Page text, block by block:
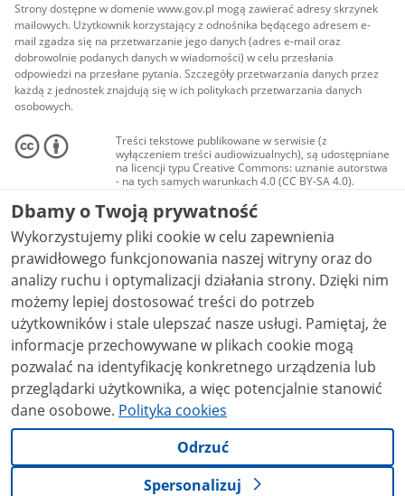
Strony dostępne w domenie www.gov.pl mogą zawierać adresy skrzynek
mailowych. Użytkownik korzystający z odnośnika będącego adresem e-
mail zgadza się na przetwarzanie jego danych (adres e-mail oraz
dobrowolnie podanych danych w wiadomości) w celu przesłania
odpowiedzi na przesłane pytania. Szczegóły przetwarzania danych przez
każdą z jednostek znajdują się w ich politykach przetwarzania danych
osobowych.
Treści tekstowe publikowane w serwisie (z
wyłączeniem treści audiowizualnych), są udostępniane
na licencji typu Creative Commons: uznanie autorstwa
- na tych samych warunkach 4.0 (CC BY-SA 4.0).
Materiały audiowizualne, w tym zdjęcia, materiały
audio i wideo, są udostępniane na licencji typu
Creative Commons: uznanie autorstwa użycie
niekomercyjne - bez utworów zależnych 4.0 (CC BY-
NC-ND 4.0), o ile nie jest to stwierdzone inaczej.
Dbamy o Twoją prywatność
Wykorzystujemy pliki cookie w celu zapewnienia
prawidłowego funkcjonowania naszej witryny oraz do
analizy ruchu i optymalizacji działania strony. Dzięki nim
możemy lepiej dostosować treści do potrzeb
użytkowników i stale ulepszać nasze usługi. Pamiętaj, że
informacje przechowywane w plikach cookie mogą
pozwalać na identyfikację konkretnego urządzenia lub
przeglądarki użytkownika, a więc potencjalnie stanowić
dane osobowe. Polityka cookies
Odrzuć
Spersonalizuj